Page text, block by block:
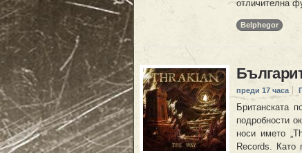
отличителна
Belphegor
преди 17 часа
Британската
подробности
носи името
Records. Като